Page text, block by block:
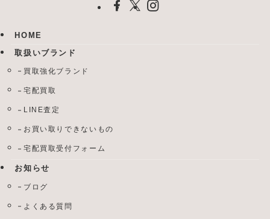
HOME
取扱いブランド
買取強化ブランド
宅配買取
LINE査定
お買い取りできないもの
宅配買取受付フォーム
お知らせ
ブログ
よくある質問